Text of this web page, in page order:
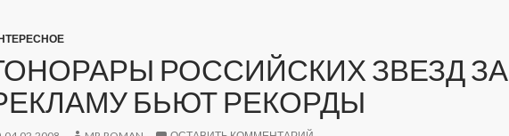
РОССИЙСКИХ ЗВЕЗД ЗА
БЬЮТ РЕКОРДЫ